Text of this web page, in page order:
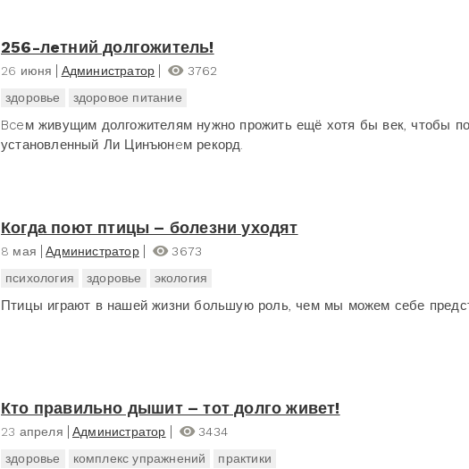
256-лeтний долгожитель!
26 июня Администратор
3762
здоровье
здоровое питание
Bceм живущим долгожителям нужно прожить ещё хотя бы век, чтобы
установленный Ли Цинъюнeм рекорд.
Когда поют птицы – болезни уходят
8 мая Администратор
3673
психология
здоровье экология
Птицы играют в нашей жизни большую роль, чем мы можем себе
Кто правильно дышит – тот долго живет!
23 апреля Администратор
3434
здоровье
комплекс упражнений практики